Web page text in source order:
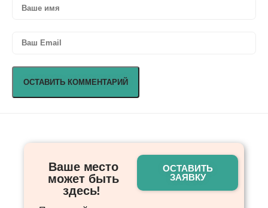
Ваше место
может быть
здесь! ​
ОСТАВИТЬ
ЗАЯВКУ